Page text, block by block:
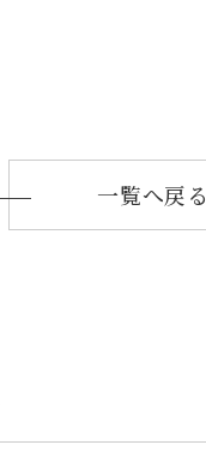
一覧へ戻る